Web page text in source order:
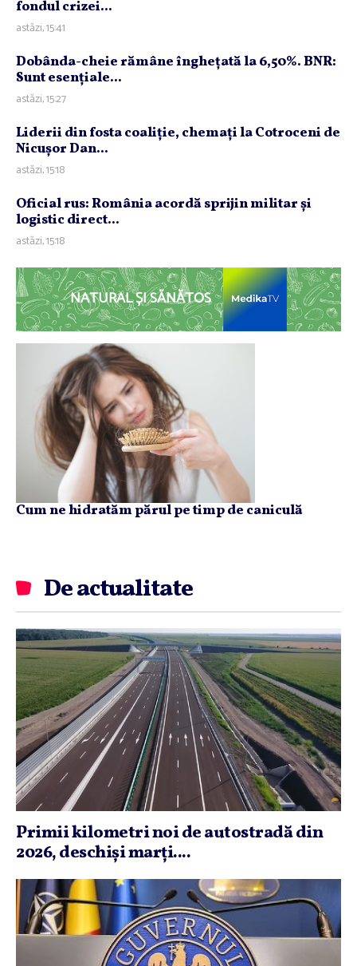
fondul crizei...
astăzi, 15:41
Dobânda-cheie rămâne îngheţată la 6,50%. BNR:
Sunt esenţiale...
astăzi, 15:27
Liderii din fosta coaliţie, chemaţi la Cotroceni de
Nicuşor Dan...
astăzi, 15:18
Oficial rus: România acordă sprijin militar şi
logistic direct...
astăzi, 15:18
NATURAL ȘI SĂNĂTOS
Cum ne hidratăm părul pe timp de caniculă
De actualitate
Primii kilometri noi de autostradă din
2026, deschişi marţi....